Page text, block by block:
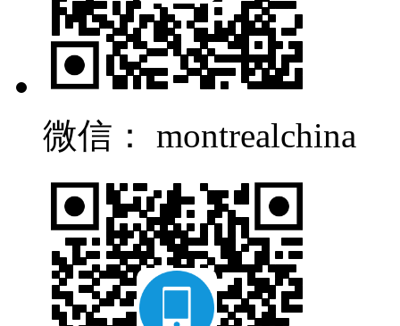
微信： montrealchina